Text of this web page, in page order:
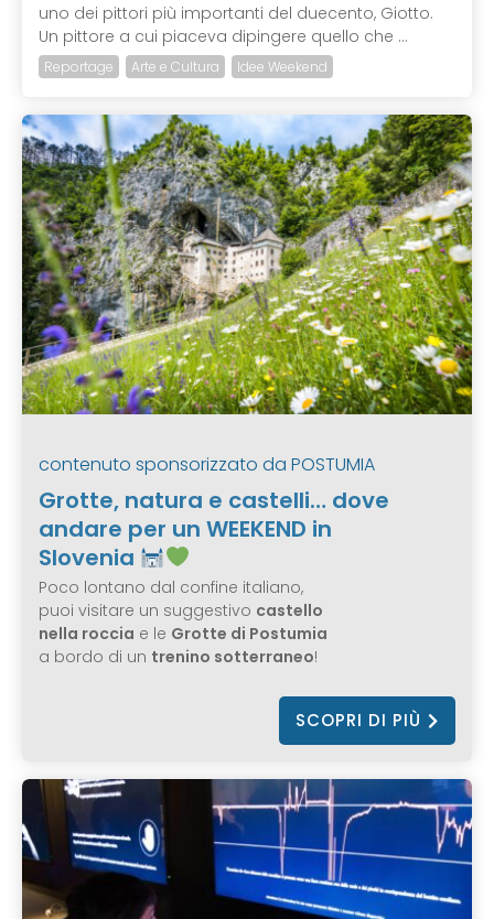
uno dei pittori più importanti del duecento, Giotto.
Un pittore a cui piaceva dipingere quello che ...
Reportage Arte e Cultura Idee Weekend
contenuto sponsorizzato da POSTUMIA
Grotte, natura e castelli… dove
andare per un WEEKEND in
Slovenia
Poco lontano dal confine italiano,
puoi visitare un suggestivo castello
nella roccia e le Grotte di Postumia
a bordo di un trenino sotterraneo!
SCOPRI DI PIÙ